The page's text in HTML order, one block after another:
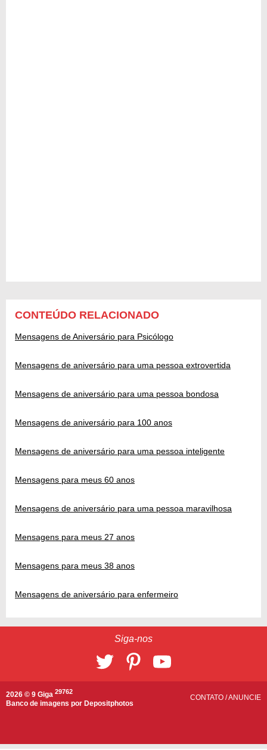
CONTEÚDO RELACIONADO
Mensagens de Aniversário para Psicólogo
Mensagens de aniversário para uma pessoa extrovertida
Mensagens de aniversário para uma pessoa bondosa
Mensagens de aniversário para 100 anos
Mensagens de aniversário para uma pessoa inteligente
Mensagens para meus 60 anos
Mensagens de aniversário para uma pessoa maravilhosa
Mensagens para meus 27 anos
Mensagens para meus 38 anos
Mensagens de aniversário para enfermeiro
Siga-nos
2026 © 9 Giga 29762
Banco de imagens por Depositphotos
CONTATO /ANUNCIE